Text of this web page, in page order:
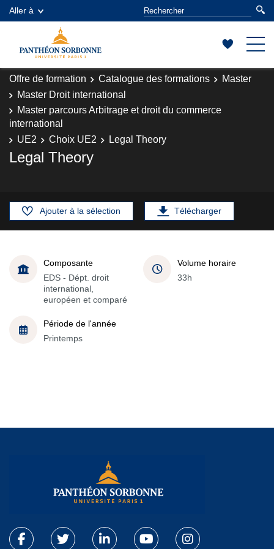
Aller à
Offre de formation Catalogue des formations
Master
Master Droit international
Master parcours Arbitrage et droit du commerce
international
UE2
Choix UE2 Legal Theory
Legal Theory
Ajouter à la sélection Télécharger
Composante
EDS - Dépt. droit
international,
européen et comparé
Volume horaire
33h
Période de l'année
Printemps